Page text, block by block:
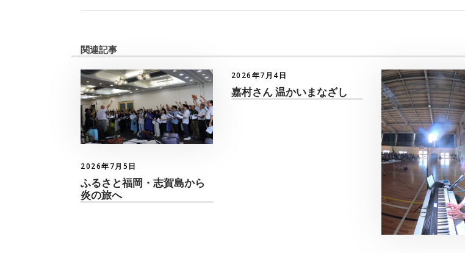
関連記事
2026年7月5日
ふるさと福岡・志賀島から
炎の旅へ
2026年7月4日
嘉村さん 温かいまなざし